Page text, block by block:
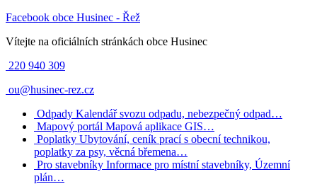
Facebook obce Husinec - Řež
Vítejte na oficiálních stránkách obce Husinec
220 940 309
ou@husinec-rez.cz
Odpady Kalendář svozu odpadu, nebezpečný odpad…
Mapový portál Mapová aplikace GIS…
Poplatky Ubytování, ceník prací s obecní technikou,
poplatky za psy, věcná břemena…
Pro stavebníky Informace pro místní stavebníky, Územní
plán…